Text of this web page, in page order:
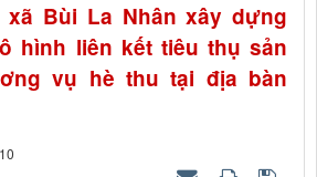
xã Bùi La Nhân xây dựng
hình liên kết tiêu thụ sản
vụ hè thu tại địa bàn